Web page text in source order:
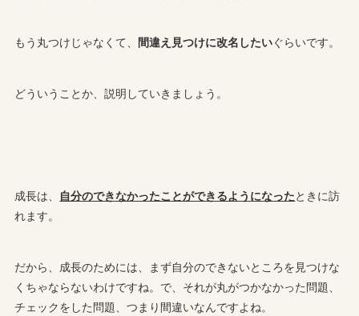
もう丸つけじゃなくて、 間違え見つけに改名したいぐらいです。
どういうことか、説明していきましょう。
成長は、 自分のできなかったことができるようになったときに訪
れます。
だから、成長のためには、まず自分のできないところを見つけな
くちゃならないわけですね。で、それが丸がつかなかった問題、
チェックをした問題、つまり間違いなんですよね。